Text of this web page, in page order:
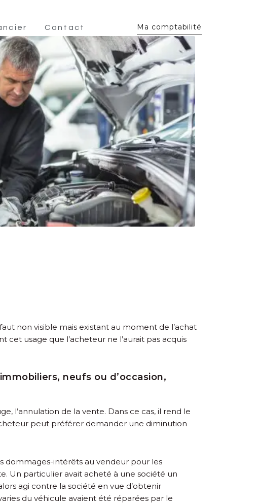
Contact Ma comptabilité
non visible mais existant au moment de l’achat
usage que l’acheteur ne l’aurait pas acquis
neufs ou d’occasion,
l’annulation de la vente. Dans ce cas, il rend le
peut préférer demander une diminution
dommages-intérêts au vendeur pour les
Un particulier avait acheté à une société un
agi contre la société en vue d’obtenir
du véhicule avaient été réparées par le